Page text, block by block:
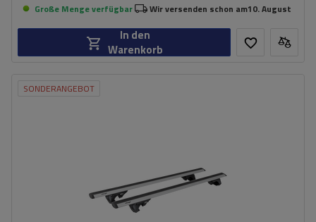
Große Menge verfügbar Wir versenden schon am10. August
In den
Warenkorb
SONDERANGEBOT